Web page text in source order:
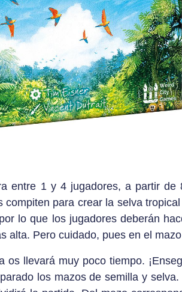
entre 1 y 4 jugadores, a partir
compiten para crear la selva
lo que los jugadores deberán
alta. Pero cuidado, pues en el
os llevará muy poco tiempo.
los mazos de semilla y